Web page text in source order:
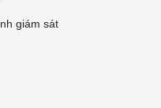
giám sát